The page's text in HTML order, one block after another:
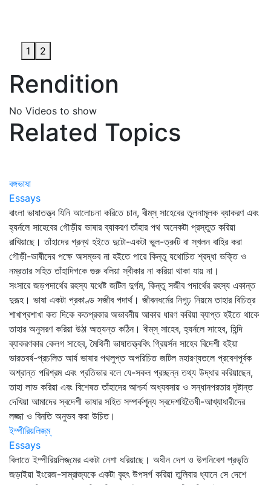
1 2
Rendition
No Videos to show
Related Topics
বঙ্গভাষা
Essays
বাংলা ভাষাতত্ত্ব যিনি আলোচনা করিতে চান, বীম্‌স্‌ সাহেবের তুলনামূলক ব্যাকরণ এবং
হ্যর্নলে সাহেবের গৌড়ীয় ভাষার ব্যাকরণ তাঁহার পথ অনেকটা প্রস্তুত করিয়া
রাখিয়াছে। তাঁহাদের গ্রন্থ হইতে দুটো-একটা ভুল-ত্রুটি বা স্খলন বাহির করা
গৌড়ী-ভাষীদের পক্ষে অসম্ভব না হইতে পারে কিন্তু যথোচিত শ্রদ্ধা ভক্তি ও
নম্রতার সহিত তাঁহাদিগকে গুরু বলিয়া স্বীকার না করিয়া থাকা যায় না।
সংসারে জড়পদার্থের রহস্য যথেষ্ট জটিল দুর্গম, কিন্তু সজীব পদার্থের রহস্য একান্ত
দুরূহ। ভাষা একটা প্রকাণ্ড সজীব পদার্থ। জীবনধর্মের নিগূঢ় নিয়মে তাহার বিচিত্র
শাখাপ্রশাখা কত দিকে কতপ্রকার অভাবনীয় আকার ধারণ করিয়া ব্যাপ্ত হইতে থাকে
তাহার অনুসরণ করিয়া উঠা অত্যন্ত কঠিন। বীম্‌স্‌ সাহেব, হ্যর্নলে সাহেব, হিন্দি
ব্যাকরণকার কেলগ সাহেব, মৈথিলী ভাষাতত্ত্ববিৎ গ্রিয়র্সন সাহেব বিদেশী হইয়া
ভারতবর্ষ-প্রচলিত আর্য ভাষার পথলুপ্ত অপরিচিত জটিল মহারণ্যতলে প্রবেশপূর্বক
অশ্রান্ত পরিশ্রম এবং প্রতিভার বলে যে-সকল প্রচ্ছন্ন তথ্য উদ্ধার করিয়াছেন,
তাহা লাভ করিয়া এবং বিশেষত তাঁহাদের আশ্চর্য অধ্যবসায় ও সন্ধানপরতার দৃষ্টান্ত
দেখিয়া আমাদের স্বদেশী ভাষার সহিত সম্পর্কশূন্য স্বদেশহিতৈষী-আখ্যাধারীদের
লজ্জা ও বিনতি অনুভব করা উচিত।
ইম্পীরিয়লিজ্‌ম্
Essays
বিলাতে ইম্পীরিয়লিজ্‌মের একটা নেশা ধরিয়াছে। অধীন দেশ ও উপনিবেশ প্রভৃতি
জড়াইয়া ইংরেজ-সাম্রাজ্যকে একটা বৃহৎ উপসর্গ করিয়া তুলিবার ধ্যানে সে দেশে